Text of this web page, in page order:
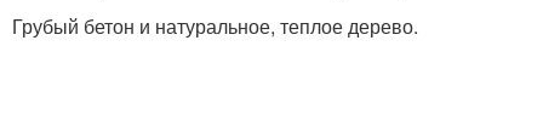
Грубый бетон и натуральное, теплое дерево.